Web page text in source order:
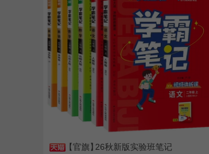
【官旗】26秋新版实验班笔记